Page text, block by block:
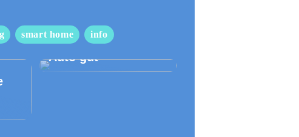
smart home info
So pflegen Sie Ihr
Auto gut